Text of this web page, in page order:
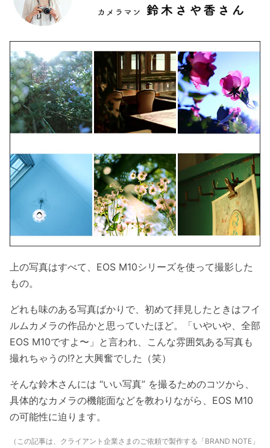
上の写真はすべて、EOS M10シリーズを使って撮影した
もの。
どれも味のある写真ばかりで、初めて拝見したときはフイ
ルムカメラの作品かと思っていたほど。「いやいや、全部
EOS M10ですよ〜」と言われ、こんな雰囲気ある写真も
撮れちゃうの!?と大興奮でした（笑）
そんな鈴木さんには “いい写真” を撮るためのコツから、
具体的なカメラの機能面などを教わりながら、EOS M10
の可能性に迫ります。
（この記事は、クライアント企業さまのご依頼で製作する「BRAND NOTE」